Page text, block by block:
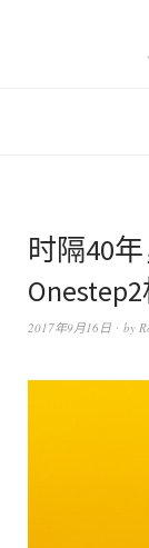
时隔40
2017年9月16日 by